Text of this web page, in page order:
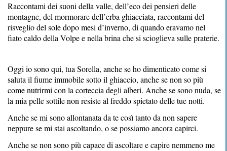
Raccontami dei suoni della valle, dell’eco dei pensieri delle
montagne, del mormorare dell’erba ghiacciata, raccontami del
risveglio del sole dopo mesi d’inverno, di quando eravamo nel
fiato caldo della Volpe e nella brina che si scioglieva sulle praterie.
Oggi io sono qui, tua Sorella, anche se ho dimenticato come si
saluta il fiume immobile sotto il ghiaccio, anche se non so più
come nutrirmi con la corteccia degli alberi. Anche se sono nuda, se
la mia pelle sottile non resiste al freddo spietato delle tue notti.
Anche se mi sono allontanata da te così tanto da non sapere
neppure se mi stai ascoltando, o se possiamo ancora capirci.
Anche se non sono più capace di ascoltare e capire nemmeno me